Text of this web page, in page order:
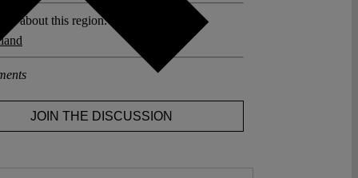
about this region:
JOIN THE DISCUSSION